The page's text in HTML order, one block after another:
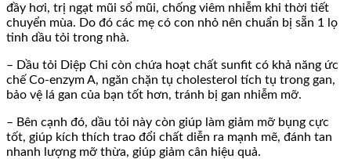
đầy hơi, trị ngạt mũi sổ mũi, chống viêm nhiễm khi thời tiết
chuyển mùa. Do đó các mẹ có con nhỏ nên chuẩn bị sẵn 1 lọ
tinh dầu tỏi trong nhà.
– Dầu tỏi Diệp Chi còn chứa hoạt chất sunfit có khả năng ức
chế Co-enzym A, ngăn chặn tụ cholesterol tích tụ trong gan,
bảo vệ lá gan của bạn tốt hơn, tránh bị gan nhiễm mỡ.
– Bên cạnh đó, dầu tỏi này còn giúp làm giảm mỡ bụng cực
tốt, giúp kích thích trao đổi chất diễn ra mạnh mẽ, đánh tan
nhanh lượng mỡ thừa, giúp giảm cân hiệu quả.